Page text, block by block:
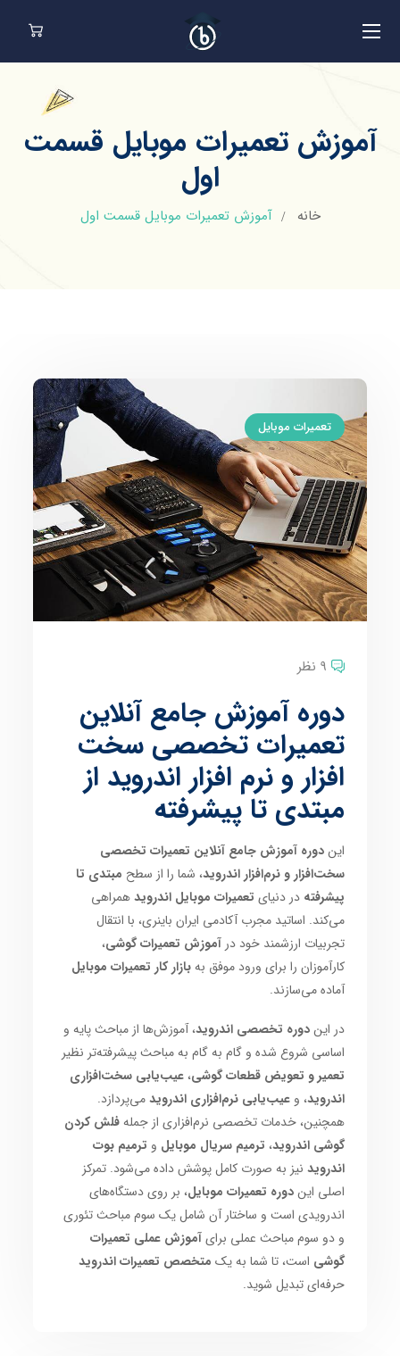
آموزش تعمیرات موبایل قسمت
اول
خانه آموزش تعمیرات موبایل قسمت اول
تعمیرات موبایل
9 نظر
دوره آموزش جامع آنلاین
تعمیرات تخصصی سخت
افزار و نرم افزار اندروید از
مبتدی تا پیشرفته
ایندوره آموزش جامع آنلاین تعمیرات تخصصی
سخت‌افزار و نرم‌افزار اندروید، شما را از سطح مبتدی تا
پیشرفته در دنیای تعمیرات موبایل اندرویدهمراهی
می‌کند. اساتید مجرب آکادمی ایران باینری، با انتقال
تجربیات ارزشمند خود درآموزش تعمیرات گوشی،
کارآموزان را برای ورود موفق بهبازار کار تعمیرات موبایل
آماده می‌سازند.
در ایندوره تخصصی اندروید، آموزش‌ها از مباحث پایه و
اساسی شروع شده و گام به گام به مباحث پیشرفته‌تر نظیر
تعمیر و تعویض قطعات گوشی،عیب‌یابی سخت‌افزاری
اندروید، وعیب‌یابی نرم‌افزاری اندرویدمی‌پردازد.
همچنین، خدمات تخصصی نرم‌افزاری از جملهفلش کردن
گوشی اندروید، ترمیم سریال موبایل و ترمیم بوت
اندروید نیز به صورت کامل پوشش داده می‌شود. تمرکز
اصلی ایندوره تعمیرات موبایل، بر روی دستگاه‌های
اندرویدی است و ساختار آن شامل یک سوم مباحث تئوری
و دو سوم مباحث عملی برایآموزش عملی تعمیرات
گوشی است، تا شما به یک متخصص تعمیرات اندروید
حرفه‌ای تبدیل شوید.